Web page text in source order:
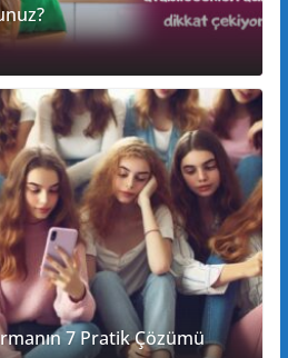
7 Pratik Çözümü